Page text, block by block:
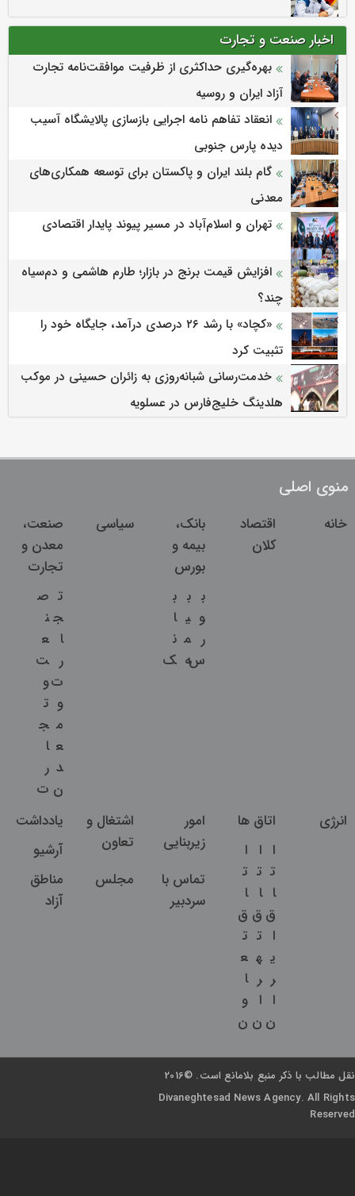
اخبار صنعت و تجارت
بهره‌گیری حداکثری از ظرفیت موافقت‌نامه تجارت
آزاد ایران و روسیه
انعقاد تفاهم نامه اجرایی بازسازی پالایشگاه آسیب
دیده پارس جنوبی
گام بلند ایران و پاکستان برای توسعه همکاری‌های
معدنی
تهران و اسلام‌آباد در مسیر پیوند پایدار اقتصادی
افزایش قیمت برنج در بازار؛ طارم هاشمی و دم‌سیاه
چند؟
«کچاد» با رشد ۲۶ درصدی درآمد، جایگاه خود را
تثبیت کرد
خدمت‌رسانی شبانه‌روزی به زائران حسینی در موکب
هلدینگ خلیج‌فارس در عسلویه
منوی اصلی
خانه
اقتصاد
کلان
بانک،
بیمه و
بورس
ب
و
ر
س
ب
ی
م
ه
ب
ا
ن
ک
سیاسی
صنعت،
معدن و
تجارت
ت
ج
ا
ر
ت
و
م
ع
د
ن
ص
ن
ع
ت
و
ت
ج
ا
ر
ت
انرژی
اتاق ها
ا
ت
ا
ق
ا
ی
ر
ا
ن
ا
ت
ا
ق
ت
ه
ر
ا
ن
ا
ت
ا
ق
ت
ع
ا
و
ن
امور
زیربنایی
اشتغال و
تعاون
یادداشت
آرشیو
تماس با
سردبیر
مجلس
مناطق
آزاد
نقل مطالب با ذکر منبع بلامانع است. ©2016
Divaneghtesad News Agency. All Rights
Reserved